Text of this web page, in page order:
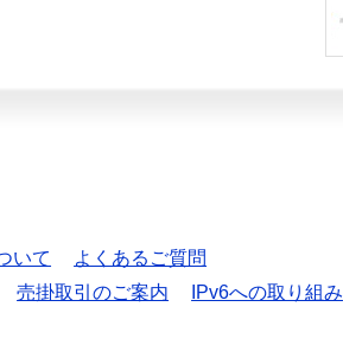
いて
よくあるご質問
売掛取引のご案内
IPv6への取り組み